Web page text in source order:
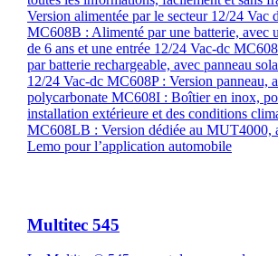
Version alimentée par le secteur 12/24 Vac
MC608B : Alimenté par une batterie, avec
de 6 ans et une entrée 12/24 Vac-dc
par batterie rechargeable, avec panneau
12/24 Vac-dc MC608P : Version panneau,
polycarbonate MC608I : Boîtier en inox,
installation extérieure et des conditions
MC608LB : Version dédiée au MUT4000,
Lemo pour l’application automobile
Multitec 545